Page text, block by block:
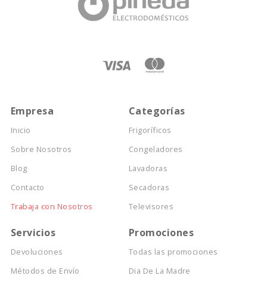
Empresa
Inicio
Sobre Nosotros
Blog
Contacto
Trabaja con Nosotros
Categorías
Frigoríficos
Congeladores
Lavadoras
Secadoras
Televisores
Servicios
Devoluciones
Métodos de Envío
Promociones
Todas las promociones
Dia De La Madre